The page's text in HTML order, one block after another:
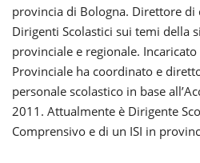
provincia di Bologna. Direttore
Dirigenti Scolastici sui temi della
provinciale e regionale. Incaricato
Provinciale ha coordinato e
personale scolastico in base
2011. Attualmente è Dirigente
Comprensivo e di un ISI in